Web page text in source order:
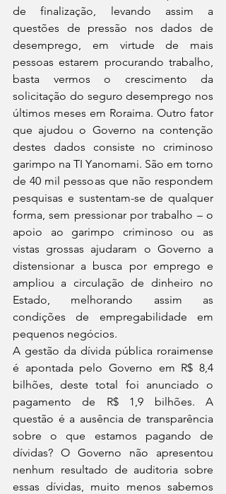
de finalização, levando assim a
questões de pressão nos dados de
desemprego, em virtude de mais
pessoas estarem procurando trabalho,
basta vermos o crescimento da
solicitação do seguro desemprego nos
últimos meses em Roraima. Outro fator
que ajudou o Governo na contenção
destes dados consiste no criminoso
garimpo na TI Yanomami. São em torno
de 40 mil pessoas que não respondem
pesquisas e sustentam-se de qualquer
forma, sem pressionar por trabalho – o
apoio ao garimpo criminoso ou as
vistas grossas ajudaram o Governo a
distensionar a busca por emprego e
ampliou a circulação de dinheiro no
Estado, melhorando assim as
condições de empregabilidade em
pequenos negócios.
A gestão da dívida pública roraimense
é apontada pelo Governo em R$ 8,4
bilhões, deste total foi anunciado o
pagamento de R$ 1,9 bilhões. A
questão é a ausência de transparência
sobre o que estamos pagando de
dívidas? O Governo não apresentou
nenhum resultado de auditoria sobre
essas dívidas, muito menos sabemos